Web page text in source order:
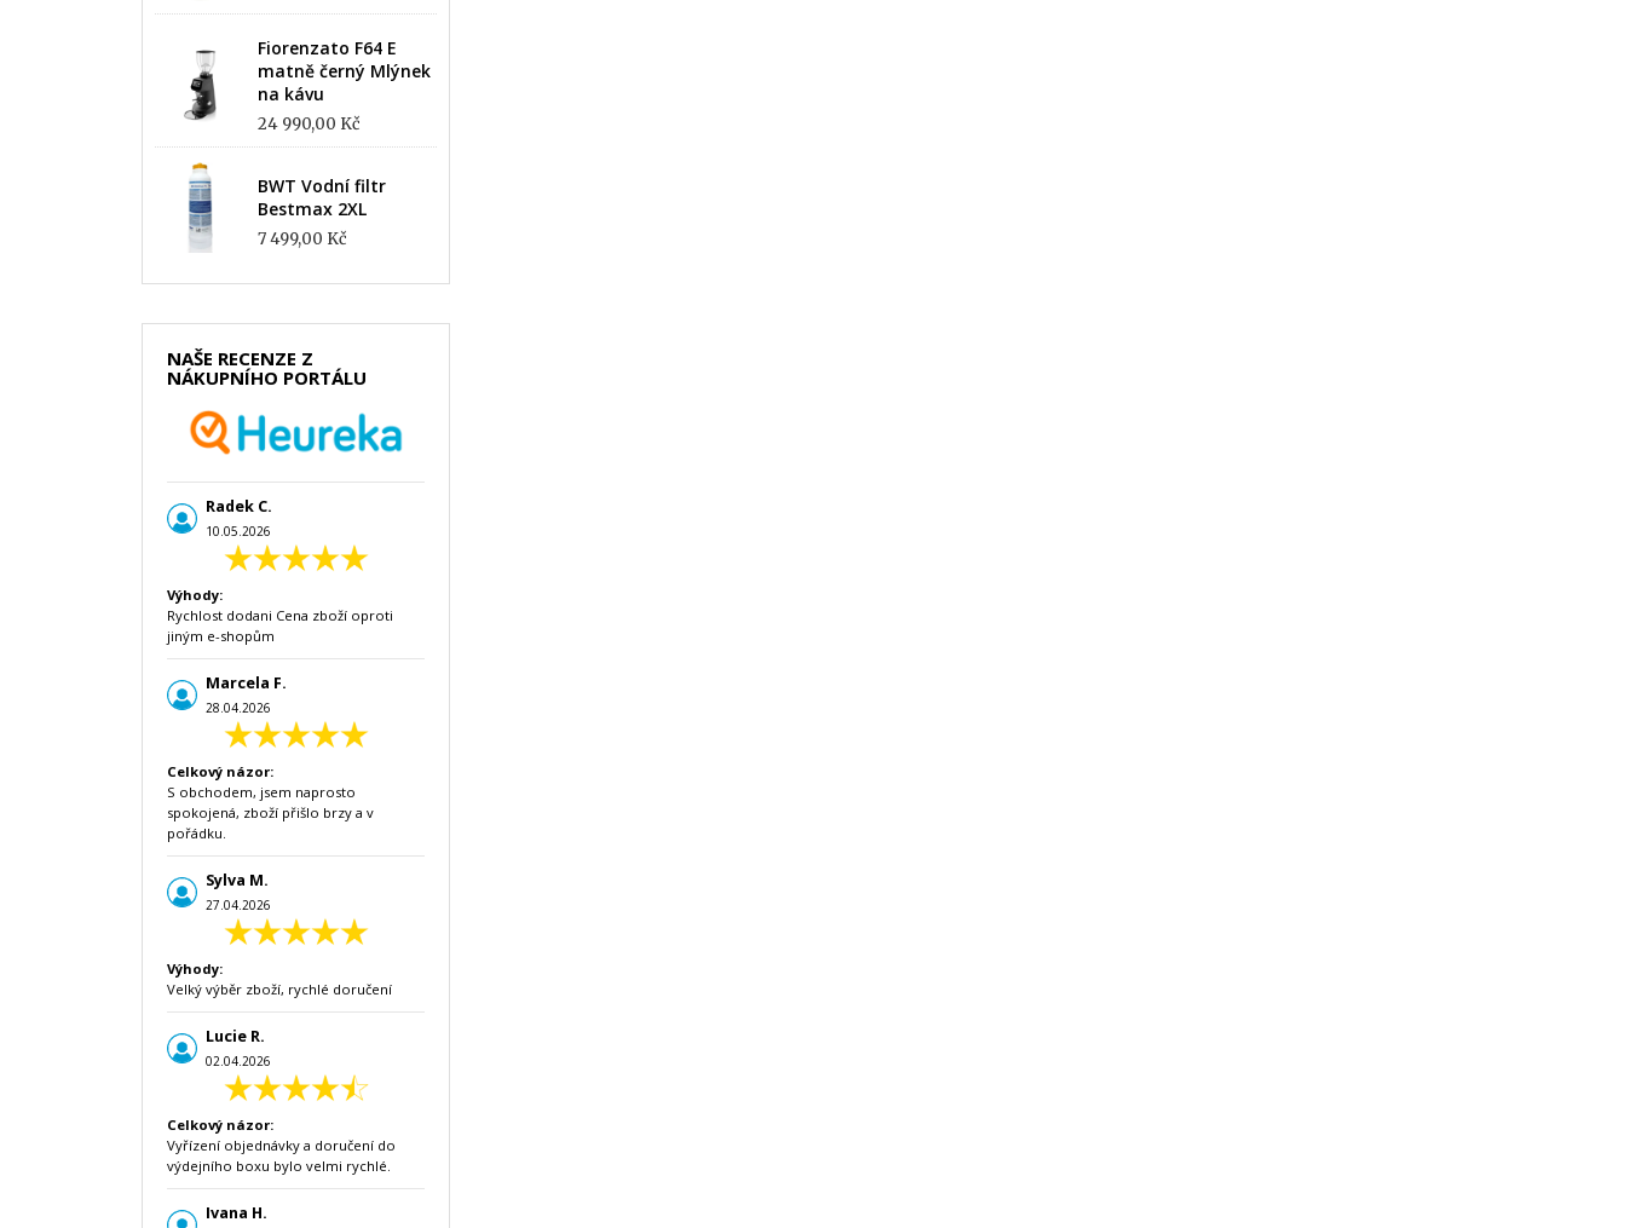
Fiorenzato F64 E
matně černý Mlýnek
na kávu
24 990,00 Kč
BWT Vodní filtr
Bestmax 2XL
7 499,00 Kč
NAŠE RECENZE Z
NÁKUPNÍHO PORTÁLU
Radek C.
10.05.2026
Výhody:
Rychlost dodani Cena zboží oproti
jiným e-shopům
Marcela F.
28.04.2026
Celkový názor:
S obchodem, jsem naprosto
spokojená, zboží přišlo brzy a v
pořádku.
Sylva M.
27.04.2026
Výhody:
Velký výběr zboží, rychlé doručení
Lucie R.
02.04.2026
Celkový názor:
Vyřízení objednávky a doručení do
výdejního boxu bylo velmi rychlé.
Ivana H.